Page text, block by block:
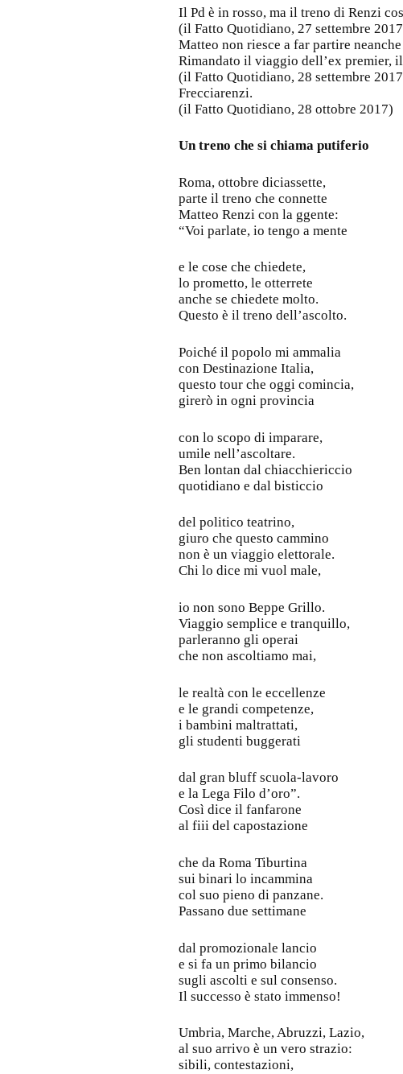
Il Pd è in rosso, ma il treno di Renzi
(il Fatto Quotidiano, 27 settembre
Matteo non riesce a far partire
Rimandato il viaggio dell’ex premier,
(il Fatto Quotidiano, 28 settembre
Frecciarenzi.
(il Fatto Quotidiano, 28 ottobre 2017)
Un treno che si chiama putiferio
Roma, ottobre diciassette,
parte il treno che connette
Matteo Renzi con la ggente:
“Voi parlate, io tengo a mente
e le cose che chiedete,
lo prometto, le otterrete
anche se chiedete molto.
Questo è il treno dell’ascolto.
Poiché il popolo mi ammalia
con Destinazione Italia,
questo tour che oggi comincia,
girerò in ogni provincia
con lo scopo di imparare,
umile nell’ascoltare.
Ben lontan dal chiacchiericcio
quotidiano e dal bisticcio
del politico teatrino,
giuro che questo cammino
non è un viaggio elettorale.
Chi lo dice mi vuol male,
io non sono Beppe Grillo.
Viaggio semplice e tranquillo,
parleranno gli operai
che non ascoltiamo mai,
le realtà con le eccellenze
e le grandi competenze,
i bambini maltrattati,
gli studenti buggerati
dal gran bluff scuola-lavoro
e la Lega Filo d’oro”.
Così dice il fanfarone
al fiii del capostazione
che da Roma Tiburtina
sui binari lo incammina
col suo pieno di panzane.
Passano due settimane
dal promozionale lancio
e si fa un primo bilancio
sugli ascolti e sul consenso.
Il successo è stato immenso!
Umbria, Marche, Abruzzi, Lazio,
al suo arrivo è un vero strazio:
sibili, contestazioni,